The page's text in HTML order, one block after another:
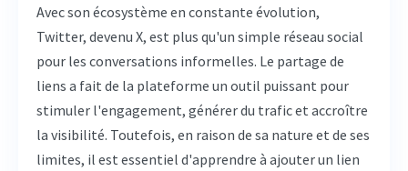
Avec son écosystème en constante évolution,
Twitter, devenu X, est plus qu'un simple réseau social
pour les conversations informelles. Le partage de
liens a fait de la plateforme un outil puissant pour
stimuler l'engagement, générer du trafic et accroître
la visibilité. Toutefois, en raison de sa nature et de ses
limites, il est essentiel d'apprendre à ajouter un lien